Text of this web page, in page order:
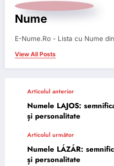
Nume
E-Nume.Ro - Lista cu Nume
View All Posts
Articolul anterior
Numele LAJOS:
și personalitate
Articolul următor
Numele LÁZÁR:
și personalitate